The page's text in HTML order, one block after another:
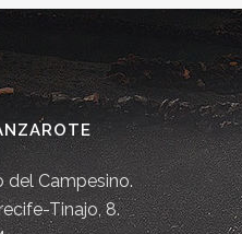
del Campesino.
Tinajo, 8.